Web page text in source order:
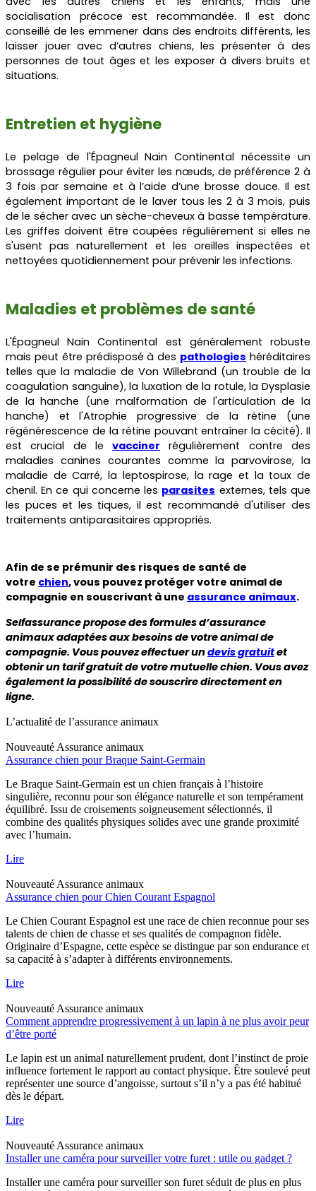
socialisation précoce est recommandée. Il est donc
conseillé de les emmener dans des endroits différents, les
laisser jouer avec d’autres chiens, les présenter à des
personnes de tout âges et les exposer à divers bruits et
situations.
Entretien et hygiène
Le pelage de l'Épagneul Nain Continental nécessite un
brossage régulier pour éviter les nœuds, de préférence 2 à
3 fois par semaine et à l’aide d’une brosse douce. Il est
également important de le laver tous les 2 à 3 mois, puis
de le sécher avec un sèche-cheveux à basse température.
Les griffes doivent être coupées régulièrement si elles ne
s'usent pas naturellement et les oreilles inspectées et
nettoyées quotidiennement pour prévenir les infections.
Maladies et problèmes de santé
L'Épagneul Nain Continental est généralement robuste
mais peut être prédisposé à des pathologies héréditaires
telles que la maladie de Von Willebrand (un trouble de la
coagulation sanguine), la luxation de la rotule, la Dysplasie
de la hanche (une malformation de l'articulation de la
hanche) et l'Atrophie progressive de la rétine (une
régénérescence de la rétine pouvant entraîner la cécité). Il
est crucial de levacciner régulièrement contre des
maladies canines courantes comme la parvovirose, la
maladie de Carré, la leptospirose, la rage et la toux de
chenil.En ce qui concerne les parasites externes, tels que
les puces et les tiques, il est recommandé d'utiliser des
traitements antiparasitaires appropriés.
Afin de se prémunir des risques de santé de
votre chien, vous pouvez protéger votre animal de
compagnie en souscrivant à une assurance animaux.
Selfassurance propose des formules d’assurance
animaux adaptées aux besoins de votre animal de
compagnie. Vous pouvez effectuer undevis gratuitet
obtenir un tarif gratuit de votre mutuelle chien. Vous avez
également la possibilité de souscrire directement en
ligne.
L’actualité de l’assurance animaux
Nouveauté Assurance animaux
Assurance chien pour Braque Saint-Germain
Le Braque Saint-Germain est un chien français à l’histoire
singulière, reconnu pour son élégance naturelle et son tempérament
équilibré. Issu de croisements soigneusement sélectionnés, il
combine des qualités physiques solides avec une grande proximité
avec l’humain.
Lire
Nouveauté Assurance animaux
Assurance chien pour Chien Courant Espagnol
Le Chien Courant Espagnol est une race de chien reconnue pour ses
talents de chien de chasse et ses qualités de compagnon fidèle.
Originaire d’Espagne, cette espèce se distingue par son endurance et
sa capacité à s’adapter à différents environnements.
Lire
Nouveauté Assurance animaux
Comment apprendre progressivement à un lapin à ne plus avoir peur
d’être porté
Le lapin est un animal naturellement prudent, dont l’instinct de proie
influence fortement le rapport au contact physique. Être soulevé peut
représenter une source d’angoisse, surtout s’il n’y a pas été habitué
dès le départ.
Lire
Nouveauté Assurance animaux
Installer une caméra pour surveiller votre furet : utile ou gadget ?
Installer une caméra pour surveiller son furet séduit de plus en plus